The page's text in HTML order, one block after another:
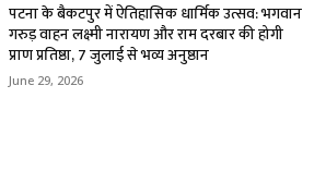
पटना के बैकटपुर में ऐतिहासिक धार्मिक उत्सव: भगवान
गरुड़ वाहन लक्ष्मी नारायण और राम दरबार की होगी
प्राण प्रतिष्ठा, 7 जुलाई से भव्य अनुष्ठान
June 29, 2026